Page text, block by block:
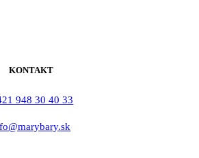
KONTAKT
948 30 40 33